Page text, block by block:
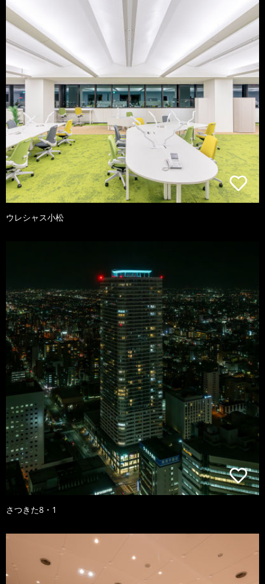
ウレシャス小松
さつきた8・1